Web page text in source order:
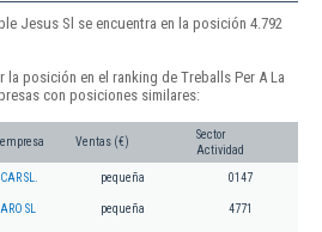
Jesus Sl se encuentra en la posición 4.792
posición en el ranking de Treballs Per A La
con posiciones similares:
Ventas (€)
Sector
Actividad
SL. pequeña 0147
SL pequeña 4771